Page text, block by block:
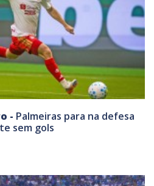
- Palmeiras para na defesa
sem gols